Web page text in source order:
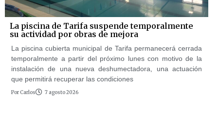
La piscina de Tarifa suspende temporalmente
su actividad por obras de mejora
La piscina cubierta municipal de Tarifa permanecerá cerrada
temporalmente a partir del próximo lunes con motivo de la
instalación de una nueva deshumectadora, una actuación
que permitirá recuperar las condiciones
Por Carlos 7 agosto 2026